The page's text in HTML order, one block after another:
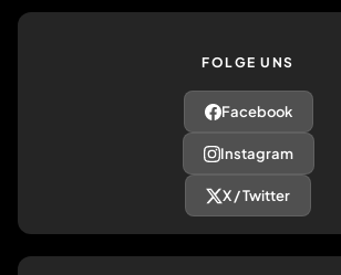
FOLGE UNS
Facebook
Instagram
X / Twitter